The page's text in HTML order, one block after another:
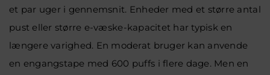
et par uger i gennemsnit. Enheder med et større antal
pust eller større e-væske-kapacitet har typisk en
længere varighed. En moderat bruger kan anvende
en engangstape med 600 puffs i flere dage. Men en